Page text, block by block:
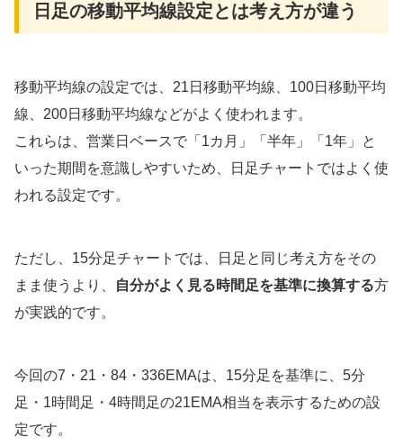
日足の移動平均線設定とは考え方が違う
移動平均線の設定では、21日移動平均線、100日移動平均
線、200日移動平均線などがよく使われます。
これらは、営業日ベースで「1カ月」「半年」「1年」と
いった期間を意識しやすいため、日足チャートではよく使
われる設定です。
ただし、15分足チャートでは、日足と同じ考え方をその
まま使うより、
自分がよく見る時間足を基準に換算する方
が実践的です。
今回の7・21・84・336EMAは、15分足を基準に、5分
足・1時間足・4時間足の21EMA相当を表示するための設
定です。